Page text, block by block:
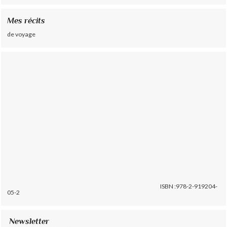
Mes récits
de voyage
ISBN :978-2-919204-
05-2
Newsletter